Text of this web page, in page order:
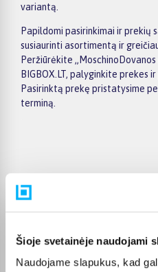
Šioje svetainėje naudojami
Naudojame slapukus, kad
variantą.
Papildomi pasirinkimai ir
susiaurinti asortimentą ir
Peržiūrėkite
BIGBOX.LT, palyginkite prekes
Pasirinktą prekę pristatysime
terminą.
Pirkėjų
Patvirtintas pirkėjas
Mano patys mėgstamiausi kvepalai.